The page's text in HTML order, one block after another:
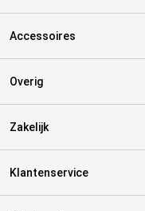
Accessoires
Overig
Zakelijk
Klantenservice